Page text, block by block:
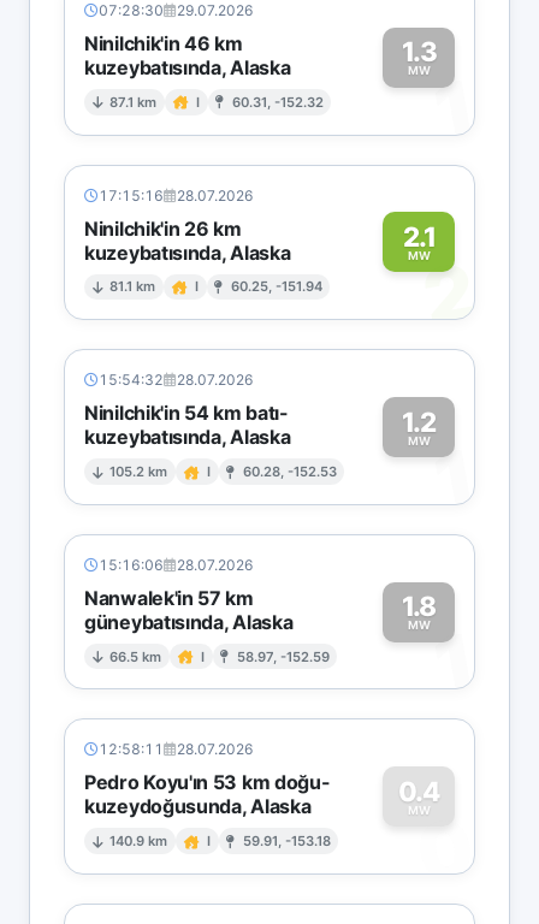
07:28:30 29.07.2026
Ninilchik'in 46 km
kuzeybatısında, Alaska
87.1 km I 60.31, -152.32
1.3
MW1
17:15:16 28.07.2026
Ninilchik'in 26 km
kuzeybatısında, Alaska
81.1 km I 60.25, -151.94
2.1
MW2
15:54:32 28.07.2026
Ninilchik'in 54 km batı-
kuzeybatısında, Alaska
105.2 km I 60.28, -152.53
1.2
MW1
15:16:06 28.07.2026
Nanwalek'in 57 km
güneybatısında, Alaska
66.5 km I 58.97, -152.59
1.8
MW1
12:58:11 28.07.2026
Pedro Koyu'ın 53 km doğu-
kuzeydoğusunda, Alaska
140.9 km I 59.91, -153.18
0.4
MW
0